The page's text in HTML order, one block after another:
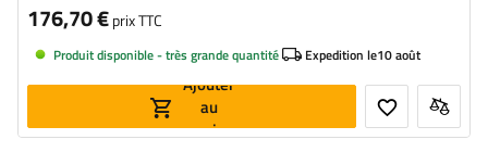
176,70 €prix TTC
Produit disponible - très grande quantité Expedition le10 août
Ajouter
au
panier